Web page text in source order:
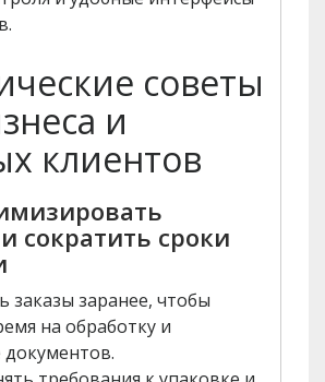
советы
и
клиентов
сократить сроки
заказы заранее, чтобы
на обработку и